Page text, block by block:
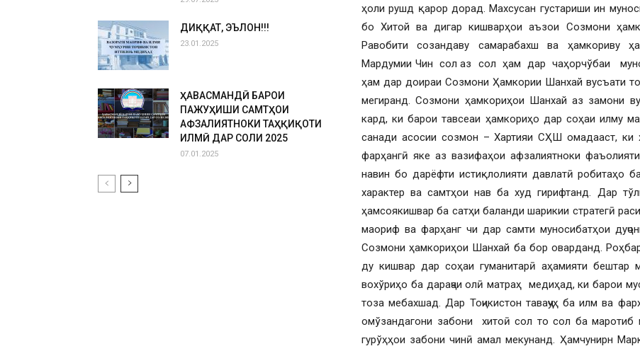
ҳоли рушд қарор дорад. Махсусан густариши ин
бо Хитой ва дигар кишварҳои аъзои Созмони
Равобити созандаву самарабахш ва ҳамкориву
Мардумии Чин сол аз сол ҳам дар чаҳорчўбаи
ҳам дар доираи Созмони Ҳамкории Шанхай вусъати
мегиранд. Созмони ҳамкориҳои Шанхай аз замони
кард, ки барои тавсеаи ҳамкориҳо дар соҳаи илму
санади асосии созмон – Хартияи СҲШ омадааст, ки
фарҳангӣ яке аз вазифаҳои афзалиятноки
навин бо дарёфти истиқлолияти давлатӣ робитаҳо
характер ва самтҳои нав ба худ гирифтанд. Дар
ҳамсоякишвар ба сатҳи баланди шарикии стратегӣ
маориф ва фарҳанг чи дар самти муносибатҳои
Созмони ҳамкориҳои Шанхай ба бор оварданд.
ду кишвар дар соҳаи гуманитарӣ аҳамияти
вохўриҳо ба дараҷаи олӣ матраҳ медиҳад, ки барои
тоза мебахшад. Дар Тоҷикистон таваҷҷуҳ ба илм ва
омўзандагони забони хитоӣ сол то сол ба маротиб
гурўҳҳои забони чинӣ амал мекунанд. Ҳамчунирн
ДИҚҚАТ, ЭЪЛОН!!!
23.01.2025
ҲАВАСМАНДӢ БАРОИ
ПАЖУҲИШИ САМТҲОИ
АФЗАЛИЯТНОКИ ТАҲҚИҚОТИ
ИЛМӢ ДАР СОЛИ 2025
07.01.2025